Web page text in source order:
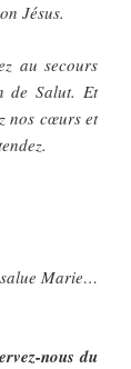
Jésus.
au secours
de Salut. Et
nos cœurs et
Marie…
nous du